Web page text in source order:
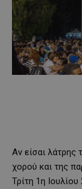
Αν είσαι λάτρης
χορού και της
Τρίτη 1η